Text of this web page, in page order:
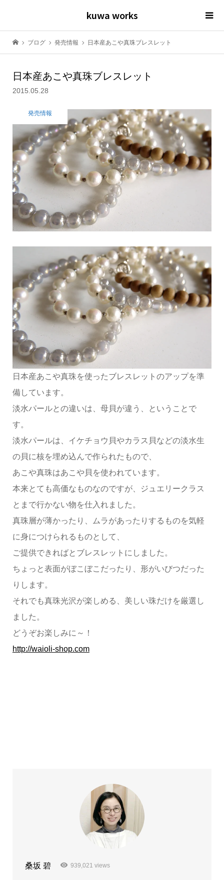
kuwa works
ブログ 発売情報 日本産あこや真珠ブレスレット
日本産あこや真珠ブレスレット
2015.05.28
発売情報
日本産あこや真珠を使ったブレスレットのアップを準
備しています。
淡水パールとの違いは、母貝が違う、ということで
す。
淡水パールは、イケチョウ貝やカラス貝などの淡水生
の貝に核を埋め込んで作られたもので、
あこや真珠はあこや貝を使われています。
本来とても高価なものなのですが、ジュエリークラス
とまで行かない物を仕入れました。
真珠層が薄かったり、ムラがあったりするものを気軽
に身につけられるものとして、
ご提供できればとブレスレットにしました。
ちょっと表面がぼこぼこだったり、形がいびつだった
りします。
それでも真珠光沢が楽しめる、美しい珠だけを厳選し
ました。
どうぞお楽しみに～！
http://waioli-shop.com
桑坂 碧 939,021 views